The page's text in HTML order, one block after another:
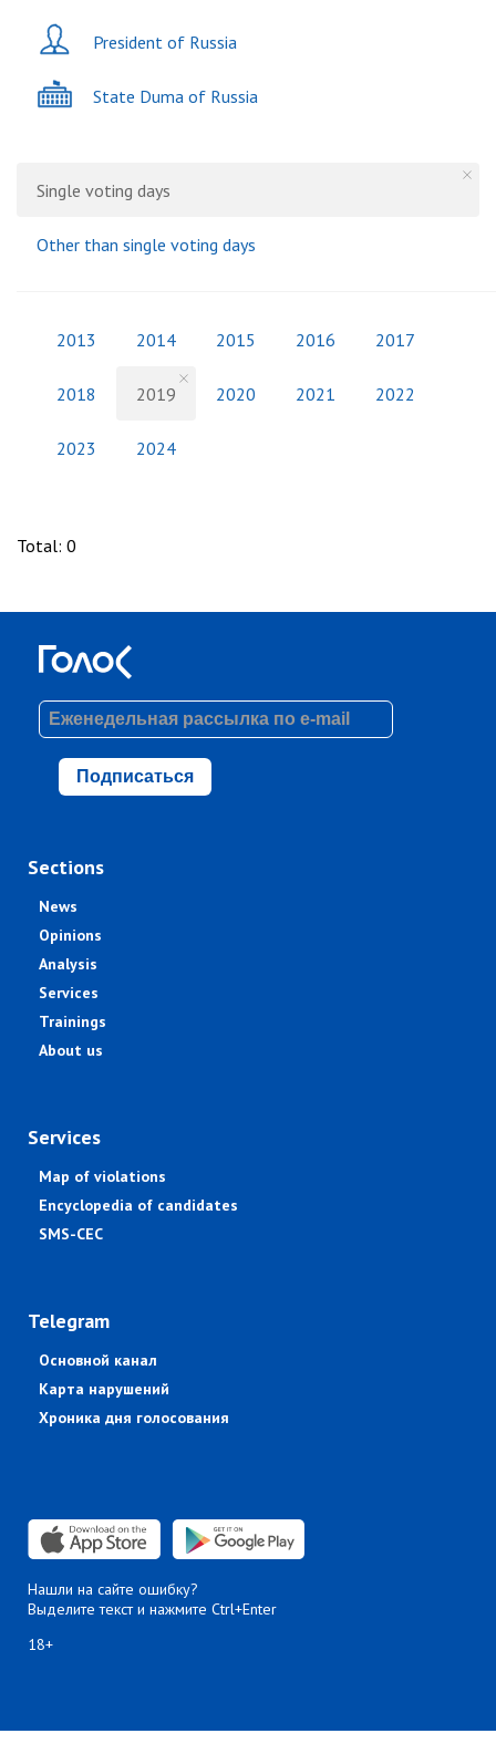
President of Russia
State Duma of Russia
Single voting days
Other than single voting days
2013 2014 2015 2016 2017
2018 2019 2020 2021 2022
2023 2024
Total: 0
Подписаться
Sections
News
Opinions
Analysis
Services
Trainings
About us
Services
Map of violations
Encyclopedia of candidates
SMS-CEC
Telegram
Основной канал
Карта нарушений
Хроника дня голосования
Нашли на сайте ошибку?
Выделите текст и нажмите Ctrl+Enter
18+